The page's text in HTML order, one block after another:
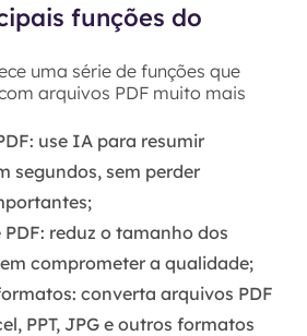
funções do
uma série de funções que
arquivos PDF muito mais
: use IA para resumir
segundos, sem perder
PDF: reduz o tamanho dos
comprometer a qualidade;
: converta arquivos PDF
, PPT, JPG e outros formatos